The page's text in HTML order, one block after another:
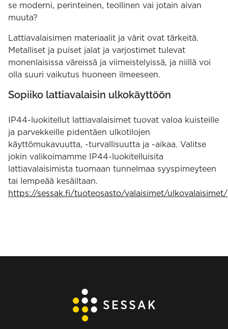
se moderni, perinteinen, teollinen vai jotain aivan
muuta?
Lattiavalaisimen materiaalit ja värit ovat tärkeitä.
Metalliset ja puiset jalat ja varjostimet tulevat
monenlaisissa väreissä ja viimeistelyissä, ja niillä voi
olla suuri vaikutus huoneen ilmeeseen.
Sopiiko lattiavalaisin ulkokäyttöön
IP44-luokitellut lattiavalaisimet tuovat valoa kuisteille
ja parvekkeille pidentäen ulkotilojen
käyttömukavuutta, -turvallisuutta ja -aikaa. Valitse
jokin valikoimamme IP44-luokitelluisita
lattiavalaisimista tuomaan tunnelmaa syyspimeyteen
tai lempeää kesäiltaan.
https://sessak.fi/tuoteosasto/valaisimet/ulkovalaisimet/